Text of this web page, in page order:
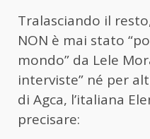
Tralasciando il
NON è mai stato
mondo” da Lele
interviste” né per
di Agca, l’italiana
precisare: